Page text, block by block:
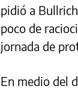
pidió a
poco de
jornada de
En medio del